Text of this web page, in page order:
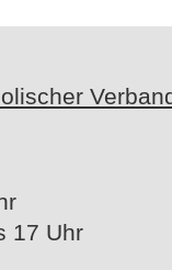
17 Uhr